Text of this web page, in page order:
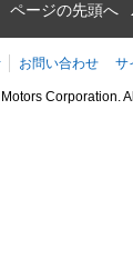
ページの先頭へ
お問い合わせ サ
Corporation.